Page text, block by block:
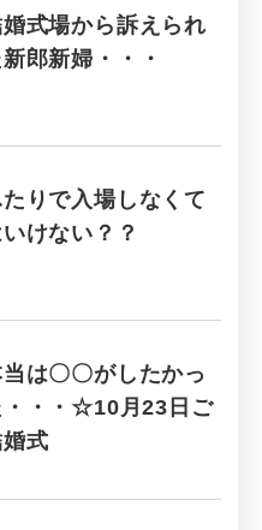
式場から訴えられ
郎新婦・・・
りで入場しなくて
けない？？
は〇〇がしたかっ
・・・☆10月23日ご
式